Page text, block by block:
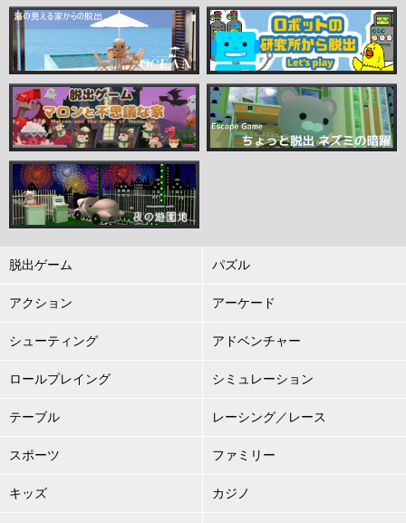
脱出ゲーム パズル
アクション アーケード
シューティング アドベンチャー
ロールプレイング シミュレーション
テーブル レーシング／レース
スポーツ ファミリー
キッズ カジノ